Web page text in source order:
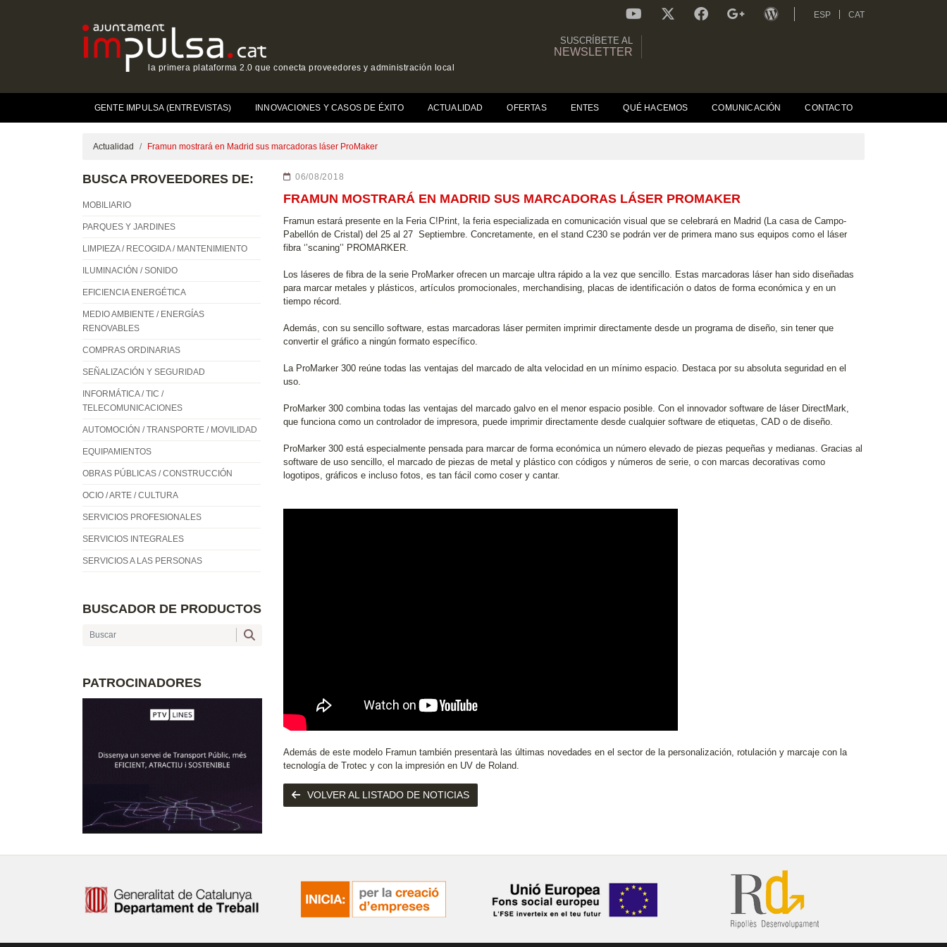
la primera plataforma 2.0 que conecta proveedores y administración local
ESP CAT
SUSCRÍBETE AL
NEWSLETTER
GENTE IMPULSA (ENTREVISTAS) INNOVACIONES Y CASOS DE ÉXITO ACTUALIDAD (CURRENT)
OFERTAS ENTES QUÉ HACEMOS COMUNICACIÓN CONTACTO
Actualidad Framun mostrará en Madrid sus marcadoras láser ProMaker
BUSCA PROVEEDORES DE:
MOBILIARIO
PARQUES Y JARDINES
LIMPIEZA / RECOGIDA / MANTENIMIENTO
ILUMINACIÓN / SONIDO
EFICIENCIA ENERGÉTICA
MEDIO AMBIENTE / ENERGÍAS
RENOVABLES
COMPRAS ORDINARIAS
SEÑALIZACIÓN Y SEGURIDAD
INFORMÁTICA / TIC /
TELECOMUNICACIONES
AUTOMOCIÓN / TRANSPORTE / MOVILIDAD
EQUIPAMIENTOS
OBRAS PÚBLICAS / CONSTRUCCIÓN
OCIO / ARTE / CULTURA
SERVICIOS PROFESIONALES
SERVICIOS INTEGRALES
SERVICIOS A LAS PERSONAS
BUSCADOR DE PRODUCTOS
PATROCINADORES
06/08/2018
FRAMUN MOSTRARÁ EN MADRID SUS MARCADORAS LÁSER PROMAKER
Framun estará presente en la Feria C!Print, la feria especializada en comunicación visual que se celebrará en Madrid (La casa de Campo-
Pabellón de Cristal) del 25 al 27 Septiembre. Concretamente, en el stand C230 se podrán ver de primera mano sus equipos como el láser
fibra ‘’scaning’’ PROMARKER.
Los láseres de fibra de la serie ProMarker ofrecen un marcaje ultra rápido a la vez que sencillo. Estas marcadoras láser han sido diseñadas
para marcar metales y plásticos, artículos promocionales, merchandising, placas de identificación o datos de forma económica y en un
tiempo récord.
Además, con su sencillo software, estas marcadoras láser permiten imprimir directamente desde un programa de diseño, sin tener que
convertir el gráfico a ningún formato específico.
La ProMarker 300 reúne todas las ventajas del marcado de alta velocidad en un mínimo espacio. Destaca por su absoluta seguridad en el
uso.
ProMarker 300 combina todas las ventajas del marcado galvo en el menor espacio posible. Con el innovador software de láser DirectMark,
que funciona como un controlador de impresora, puede imprimir directamente desde cualquier software de etiquetas, CAD o de diseño.
ProMarker 300 está especialmente pensada para marcar de forma económica un número elevado de piezas pequeñas y medianas. Gracias al
software de uso sencillo, el marcado de piezas de metal y plástico con códigos y números de serie, o con marcas decorativas como
logotipos, gráficos e incluso fotos, es tan fácil como coser y cantar.
Además de este modelo Framun también presentarà las últimas novedades en el sector de la personalización, rotulación y marcaje con la
tecnología de Trotec y con la impresión en UV de Roland.
VOLVER AL LISTADO DE NOTICIAS